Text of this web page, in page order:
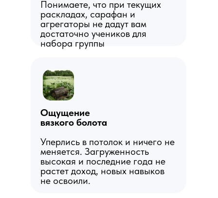
Понимаете, что при текущих
раскладах, сарафан и
агрегаторы не дадут вам
достаточно учеников для
набора группы
Ощущение
вязкого болота
Уперлись в потолок и ничего не
меняется. Загруженность
высокая и последние года не
растет доход, новых навыков
не освоили.